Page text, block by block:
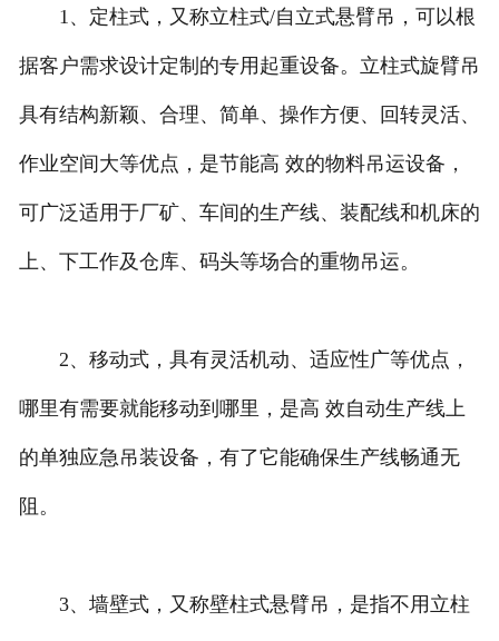
1、定柱式，又称立柱式/自立式悬臂吊，可以根
据客户需求设计定制的专用起重设备。立柱式旋臂吊
具有结构新颖、合理、简单、操作方便、回转灵活、
作业空间大等优点，是节能高 效的物料吊运设备，
可广泛适用于厂矿、车间的生产线、装配线和机床的
上、下工作及仓库、码头等场合的重物吊运。
2、移动式，具有灵活机动、适应性广等优点，
哪里有需要就能移动到哪里，是高 效自动生产线上
的单独应急吊装设备，有了它能确保生产线畅通无
阻。
3、墙壁式，又称壁柱式悬臂吊，是指不用立柱